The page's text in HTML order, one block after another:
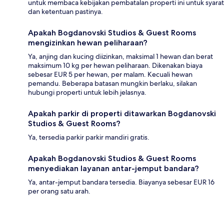
untuk membaca kebijakan pembatalan properti ini untuk syarat
dan ketentuan pastinya.
Apakah Bogdanovski Studios & Guest Rooms
mengizinkan hewan peliharaan?
Ya, anjing dan kucing diizinkan, maksimal 1 hewan dan berat
maksimum 10 kg per hewan peliharaan. Dikenakan biaya
sebesar EUR 5 per hewan, per malam. Kecuali hewan
pemandu. Beberapa batasan mungkin berlaku, silakan
hubungi properti untuk lebih jelasnya.
Apakah parkir di properti ditawarkan Bogdanovski
Studios & Guest Rooms?
Ya, tersedia parkir parkir mandiri gratis.
Apakah Bogdanovski Studios & Guest Rooms
menyediakan layanan antar-jemput bandara?
Ya, antar-jemput bandara tersedia. Biayanya sebesar EUR 16
per orang satu arah.